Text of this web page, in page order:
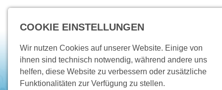
COOKIE EINSTELLUNGEN
Wir nutzen Cookies auf unserer Website. Einige von
ihnen sind technisch notwendig, während andere uns
helfen, diese Website zu verbessern oder zusätzliche
Funktionalitäten zur Verfügung zu stellen.